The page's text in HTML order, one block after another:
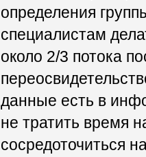
определения
специалистам
около 2/3 потока
данные есть в
не тратить время
сосредоточиться